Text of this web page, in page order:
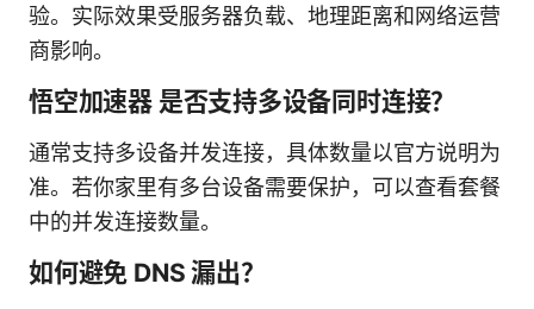
验。实际效果受服务器负载、地理距离和网络运营
商影响。
悟空加速器 是否支持多设备同时连接？
通常支持多设备并发连接，具体数量以官方说明为
准。若你家里有多台设备需要保护，可以查看套餐
中的并发连接数量。
如何避免 DNS 漏出？